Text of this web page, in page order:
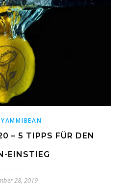
– 5 TIPPS FÜR DEN
EINSTIEG
28, 2019